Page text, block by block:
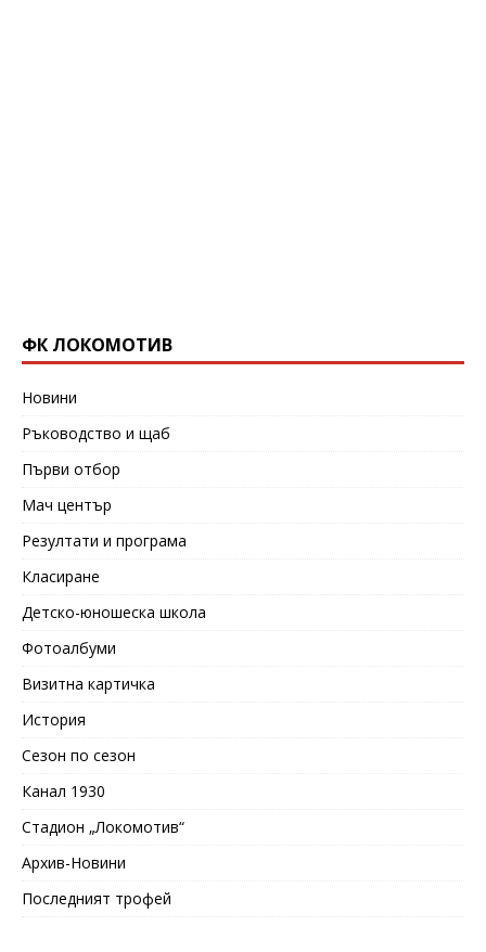
ФК ЛОКОМОТИВ
Новини
Ръководство и щаб
Първи отбор
Мач център
Резултати и програма
Класиране
Детско-юношеска школа
Фотоалбуми
Визитна картичка
История
Сезон по сезон
Канал 1930
Стадион „Локомотив“
Архив-Новини
Последният трофей